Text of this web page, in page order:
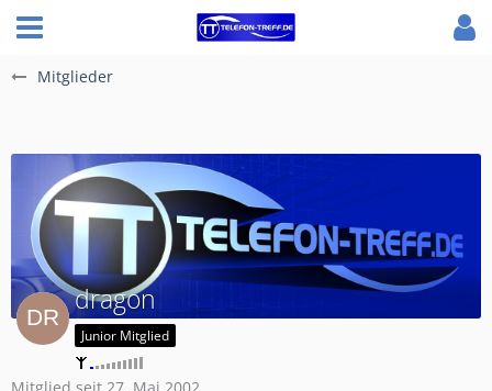
Mitglieder
dragon
Junior Mitglied